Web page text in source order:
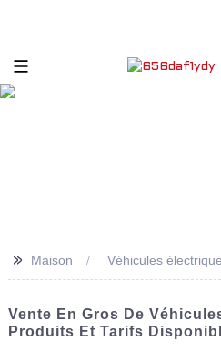
>> Maison Véhicules
Vente En Gros De
Produits Et Tarifs